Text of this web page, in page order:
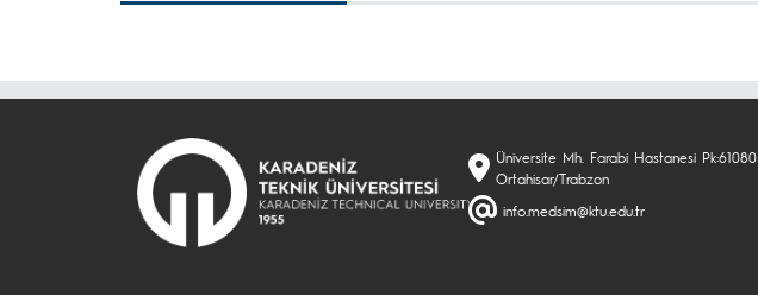
Üniversite Mh. Farabi Hastanesi Pk:61080
Ortahisar/Trabzon
info.medsim@ktu.edu.tr